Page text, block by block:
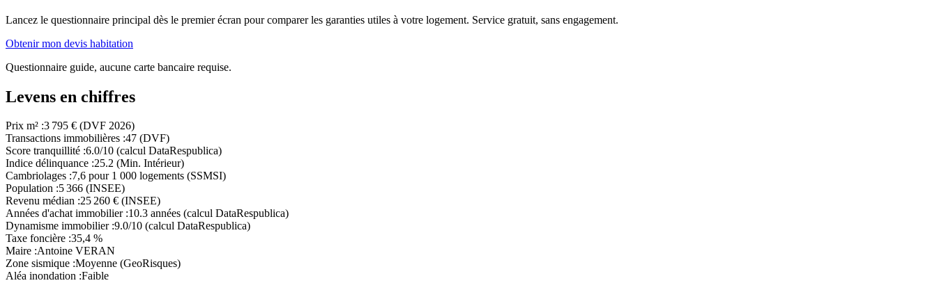
Lancez le questionnaire principal dès le premier écran pour comparer les garanties utiles à votre logement. Service gratuit, sans engagement.
Obtenir mon devis habitation
Questionnaire guide, aucune carte bancaire requise.
Levens en chiffres
Prix m² :3 795 € (DVF 2026)
Transactions immobilières :47 (DVF)
Score tranquillité :6.0/10 (calcul DataRespublica)
Indice délinquance :25.2 (Min. Intérieur)
Cambriolages :7,6 pour 1 000 logements (SSMSI)
Population :5 366 (INSEE)
Revenu médian :25 260 € (INSEE)
Années d'achat immobilier:10.3 années (calcul DataRespublica)
Dynamisme immobilier:9.0/10 (calcul DataRespublica)
Taxe foncière :35,4 %
Maire :Antoine VERAN
Zone sismique :Moyenne (GeoRisques)
Aléa inondation :Faible